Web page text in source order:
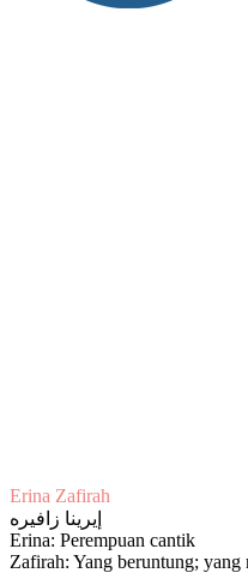
Erina Zafirah
إيرينا زافيره
Erina: Perempuan cantik
Zafirah: Yang beruntung; yang